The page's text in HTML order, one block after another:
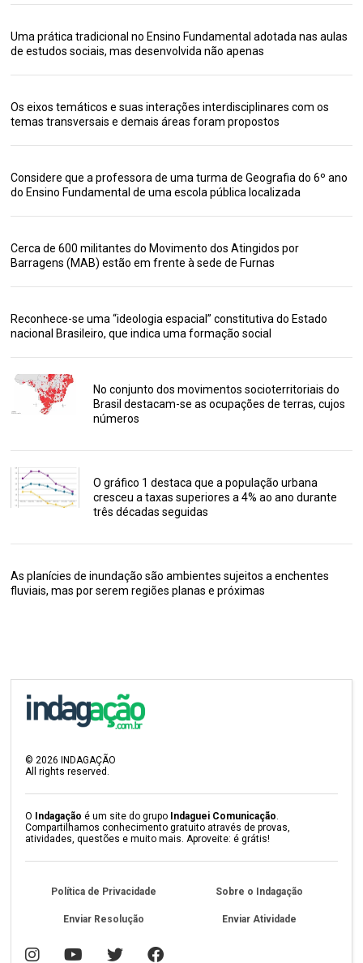
Uma prática tradicional no Ensino Fundamental adotada nas aulas
de estudos sociais, mas desenvolvida não apenas
Os eixos temáticos e suas interações interdisciplinares com os
temas transversais e demais áreas foram propostos
Considere que a professora de uma turma de Geografia do 6º ano
do Ensino Fundamental de uma escola pública localizada
Cerca de 600 militantes do Movimento dos Atingidos por
Barragens (MAB) estão em frente à sede de Furnas
Reconhece-se uma “ideologia espacial” constitutiva do Estado
nacional Brasileiro, que indica uma formação social
No conjunto dos movimentos socioterritoriais do
Brasil destacam-se as ocupações de terras, cujos
números
O gráfico 1 destaca que a população urbana
cresceu a taxas superiores a 4% ao ano durante
três décadas seguidas
As planícies de inundação são ambientes sujeitos a enchentes
fluviais, mas por serem regiões planas e próximas
© 2026 INDAGAÇÃO
All rights reserved.
O Indagação é um site do grupo Indaguei Comunicação
Compartilhamos conhecimento gratuito através de provas,
atividades, questões e muito mais. Aproveite: é grátis!
Política de Privacidade Sobre o Indagação
Enviar Resolução Enviar Atividade